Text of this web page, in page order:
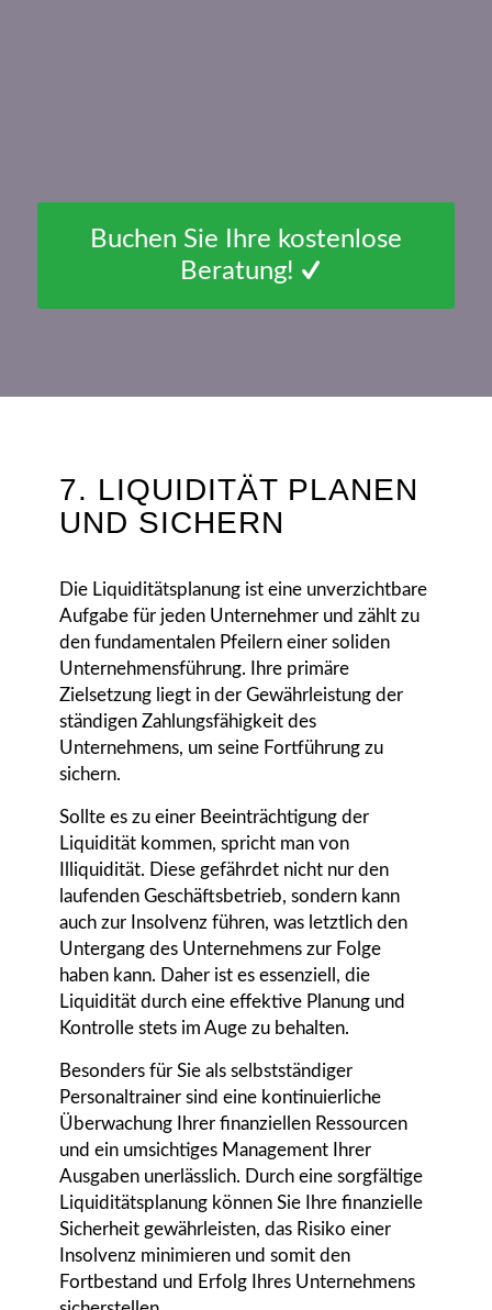
Buchen Sie Ihre kostenlose
Beratung!
7. LIQUIDITÄT PLANEN
UND SICHERN
Die Liquiditätsplanung ist eine unverzichtbare
Aufgabe für jeden Unternehmer und zählt zu
den fundamentalen Pfeilern einer soliden
Unternehmensführung. Ihre primäre
Zielsetzung liegt in der Gewährleistung der
ständigen Zahlungsfähigkeit des
Unternehmens, um seine Fortführung zu
sichern.
Sollte es zu einer Beeinträchtigung der
Liquidität kommen, spricht man von
Illiquidität. Diese gefährdet nicht nur den
laufenden Geschäftsbetrieb, sondern kann
auch zur Insolvenz führen, was letztlich den
Untergang des Unternehmens zur Folge
haben kann. Daher ist es essenziell, die
Liquidität durch eine effektive Planung und
Kontrolle stets im Auge zu behalten.
Besonders für Sie als selbstständiger
Personaltrainer sind eine kontinuierliche
Überwachung Ihrer finanziellen Ressourcen
und ein umsichtiges Management Ihrer
Ausgaben unerlässlich. Durch eine sorgfältige
Liquiditätsplanung können Sie Ihre finanzielle
Sicherheit gewährleisten, das Risiko einer
Insolvenz minimieren und somit den
Fortbestand und Erfolg Ihres Unternehmens